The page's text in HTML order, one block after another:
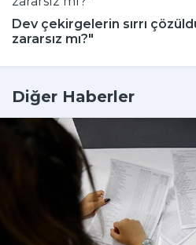
Dev çekirgelerin sırrı
zararsız mı?"
Diğer Haberler